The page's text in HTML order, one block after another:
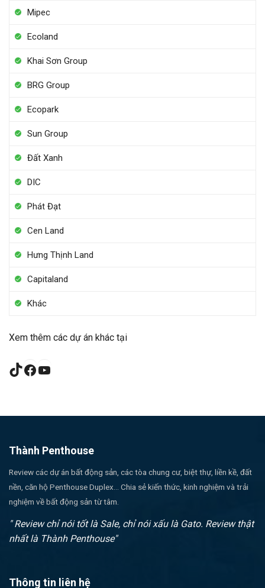
Mipec
Ecoland
Khai Sơn Group
BRG Group
Ecopark
Sun Group
Đất Xanh
DIC
Phát Đạt
Cen Land
Hưng Thịnh Land
Capitaland
Khác
Xem thêm các dự án khác tại
TikTok
Facebook
Thành Penthouse
Review các dự án bất động sản, các tòa chung cư, biệt thự, liền kề, đất
nền, căn hộ Penthouse Duplex... Chia sẻ kiến thức, kinh nghiệm và trải
nghiệm về bất động sản từ tâm.
" Review chỉ nói tốt là Sale, chỉ nói xấu là Gato. Review thật
nhất là Thành Penthouse"
Thông tin liên hệ